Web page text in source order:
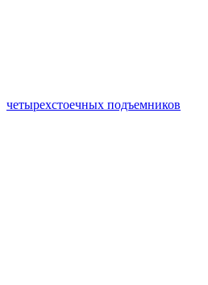
четырехстоечных подъемников